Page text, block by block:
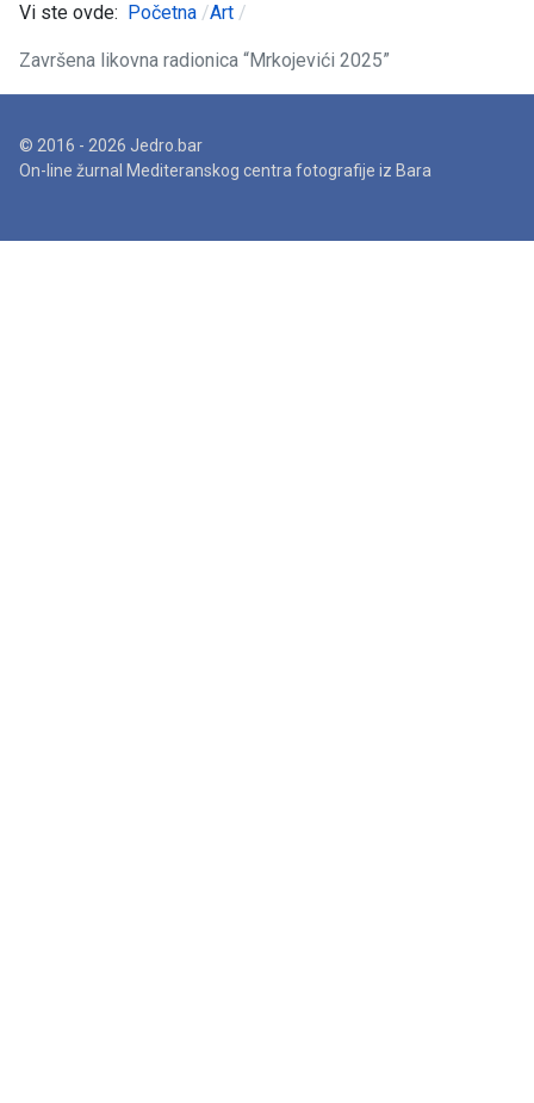
Vi ste ovde: Početna Art
Završena likovna radionica “Mrkojevići 2025”
© 2016 - 2026 Jedro.bar
On-line žurnal Mediteranskog centra fotografije iz Bara